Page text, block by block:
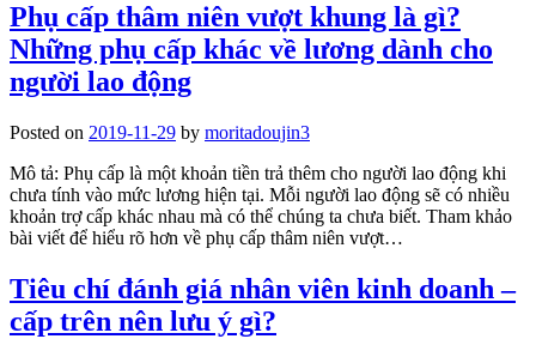
Phụ cấp thâm niên vượt khung là gì?
Những phụ cấp khác về lương dành cho
người lao động
Posted on 2019-11-29 by moritadoujin3
Mô tả: Phụ cấp là một khoản tiền trả thêm cho người lao động khi
chưa tính vào mức lương hiện tại. Mỗi người lao động sẽ có nhiều
khoản trợ cấp khác nhau mà có thể chúng ta chưa biết. Tham khảo
bài viết để hiểu rõ hơn về phụ cấp thâm niên vượt…
Tiêu chí đánh giá nhân viên kinh doanh –
cấp trên nên lưu ý gì?